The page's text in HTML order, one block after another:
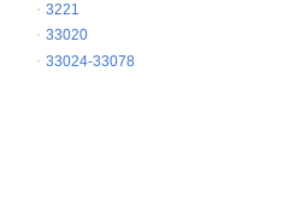
3221
33020
33024-33078